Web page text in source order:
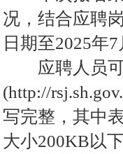
况，结合应聘
日期至2025年
应聘人员可
(http://
写完整，其中
大小200KB以